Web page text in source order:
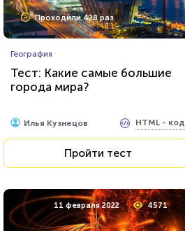
Проходили 428 раз
География
Тест: Какие самые большие
города мира?
Илья Кузнецов HTML - код
Пройти тест
11 февраля 2022 4571